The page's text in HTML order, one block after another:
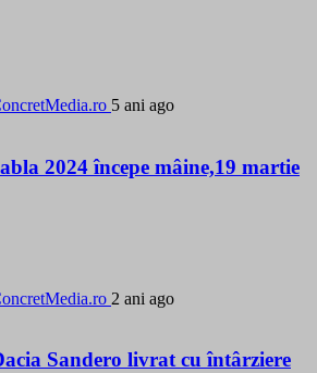
5 ani ago
2024 începe mâine,19 martie
2 ani ago
Sandero livrat cu întârziere